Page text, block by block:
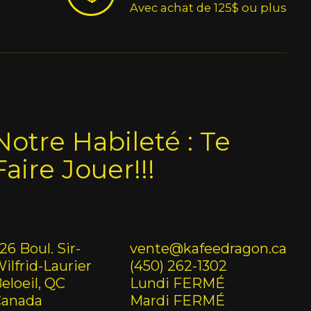
Avec achat de 125$ ou plus
Habileté : Te
Jouer!!!
Boul. Sir-
Laurier
QC
vente@kafeedragon.ca
(450) 262-1302
Lundi FERMÉ
Mardi FERMÉ